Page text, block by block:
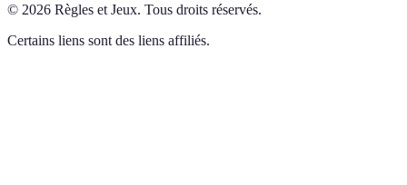
© 2026 Règles et Jeux. Tous droits réservés.
Certains liens sont des liens affiliés.